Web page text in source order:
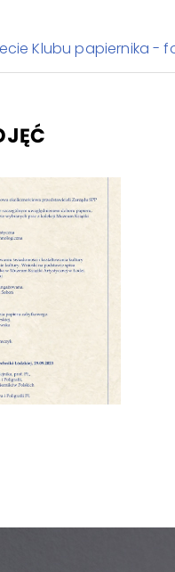
Klubu papiernika -